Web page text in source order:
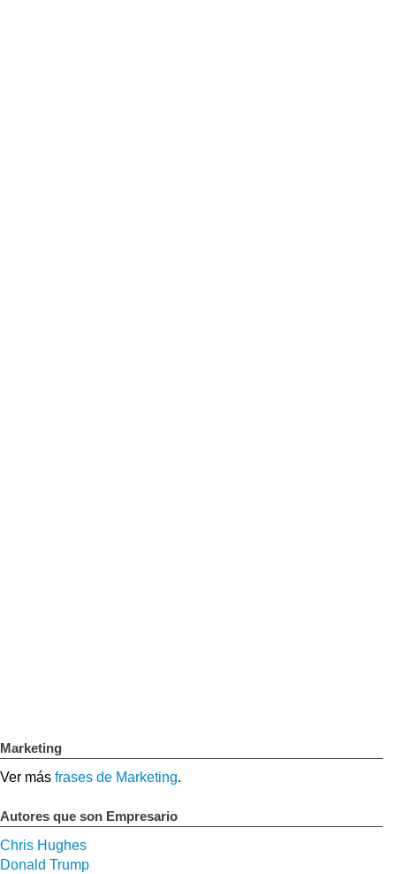
Marketing
Ver más frases de Marketing.
Autores que son Empresario
Chris Hughes
Donald Trump